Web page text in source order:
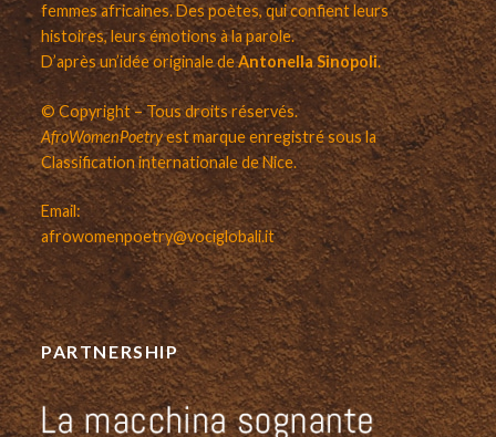
femmes africaines. Des poètes, qui confient leurs
histoires, leurs émotions à la parole.
D’après un’idée originale deAntonella Sinopoli.
© Copyright – Tous droits réservés.
AfroWomenPoetryest marque enregistré sous la
Classification internationale de Nice.
Email:
afrowomenpoetry@vociglobali.it
PARTNERSHIP